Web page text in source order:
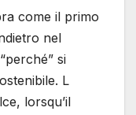
come il primo
nel
si
L
lorsqu’il